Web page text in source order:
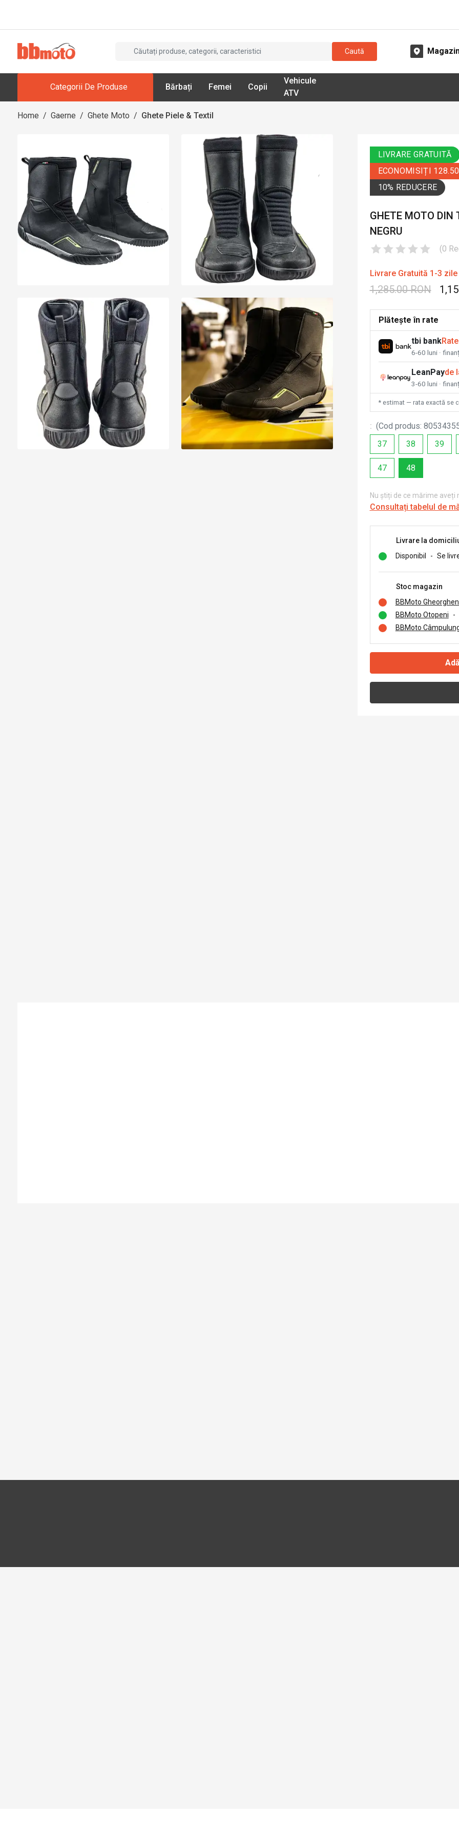
Caută
Categorii De Produse Bărbați Femei Copii
Vehicule
ATV
Home / Gaerne / Ghete Moto / Ghete Piele & Textil
LIVRARE GRATUITĂ
ECONOMISIȚI
10% REDUCERE
GHETE MOTO DIN
NEGRU
(0
Livrare Gratuită 1-3
1,285.00 RON
Plătește în rate
tbi bank
6-60 luni ·
LeanPayde
3-60 luni ·
* estimat — rata exactă se
: (Cod produs:
37
38 39
47 48
Nu știți de ce mărime aveți
Consultați tabelul de
Livrare la
Disponibil
- Se
Stoc magazin
BBMoto
BBMoto Otopeni
-
BBMoto